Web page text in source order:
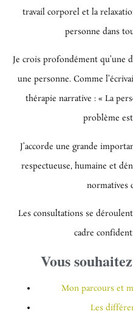
travail corporel et la
personne dans
Je crois profondément qu’une
une personne. Comme
thérapie narrative : « La
problème
J’accorde une grande
respectueuse, humaine et
normatives
Les consultations se
cadre
Vous
Mon parcours et
Les